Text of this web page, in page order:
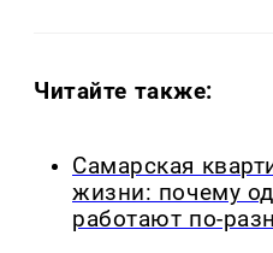
Читайте также:
Самарская
жизни: почему
работают по-